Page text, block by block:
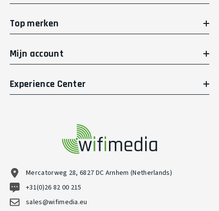
Top merken
Mijn account
Experience Center
Mercatorweg 28, 6827 DC Arnhem (Netherlands)
+31(0)26 82 00 215
sales@wifimedia.eu